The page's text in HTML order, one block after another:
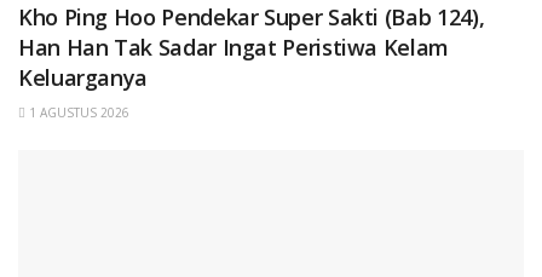
Kho Ping Hoo Pendekar Super Sakti (Bab 124),
Han Han Tak Sadar Ingat Peristiwa Kelam
Keluarganya
1 AGUSTUS 2026